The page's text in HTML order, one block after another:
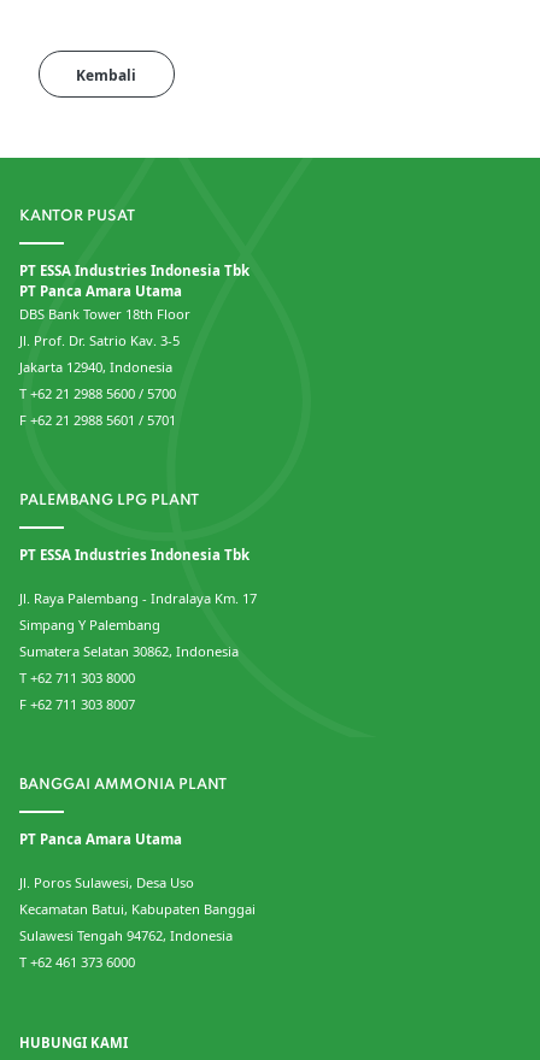
Kembali
KANTOR PUSAT
PT ESSA Industries Indonesia Tbk
PT Panca Amara Utama
DBS Bank Tower 18th Floor
Jl. Prof. Dr. Satrio Kav. 3-5
Jakarta 12940, Indonesia
T +62 21 2988 5600 / 5700
F +62 21 2988 5601 / 5701
PALEMBANG LPG PLANT
PT ESSA Industries Indonesia Tbk
Jl. Raya Palembang - Indralaya Km. 17
Simpang Y Palembang
Sumatera Selatan 30862, Indonesia
T +62 711 303 8000
F +62 711 303 8007
BANGGAI AMMONIA PLANT
PT Panca Amara Utama
Jl. Poros Sulawesi, Desa Uso
Kecamatan Batui, Kabupaten Banggai
Sulawesi Tengah 94762, Indonesia
T +62 461 373 6000
HUBUNGI KAMI